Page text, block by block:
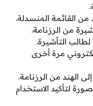
من القائمة المنسدلة.
من الرزنامة.
لطالب التأشيرة.
مرة أخرى
الهند من الرزنامة.
لتأكيد الاستخدام